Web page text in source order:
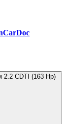
2.2 CDTI (163 Hp)